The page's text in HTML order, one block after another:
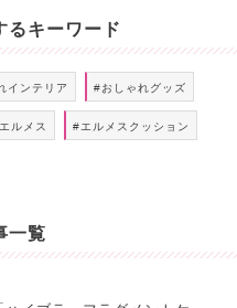
るキーワード
インテリア #おしゃれグッズ
ルメス #エルメスクッション
一覧